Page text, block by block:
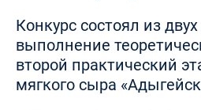
Конкурс состоял из
выполнение
второй практический
мягкого сыра